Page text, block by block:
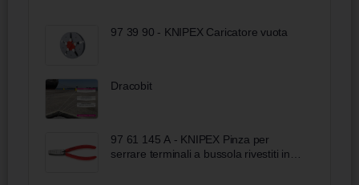
97 39 90 - KNIPEX Caricatore vuota
Dracobit
97 61 145 A - KNIPEX Pinza per
serrare terminali a bussola rivestiti in